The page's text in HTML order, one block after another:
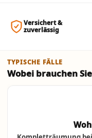
Versichert &
zuverlässig
TYPISCHE FÄLLE
Wobei brauchen